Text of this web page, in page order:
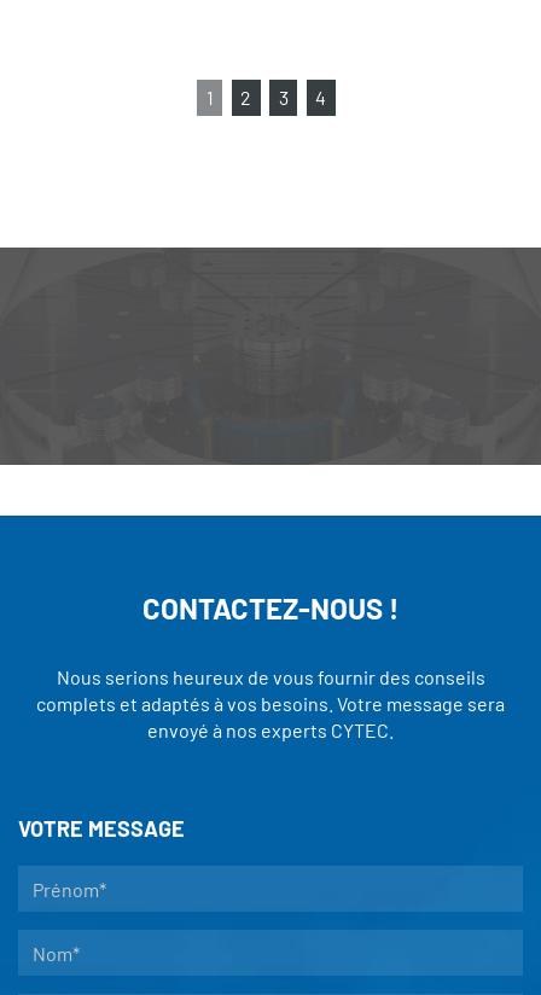
1 2 3 4
CONTACTEZ-NOUS !
Nous serions heureux de vous fournir des conseils
complets et adaptés à vos besoins. Votre message sera
envoyé à nos experts CYTEC.
VOTRE MESSAGE